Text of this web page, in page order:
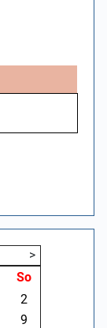
>
So
2
9